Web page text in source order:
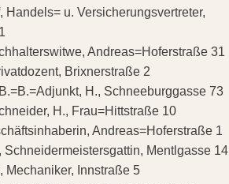
Handels= u. Versicherungsvertreter,
Andreas=Hoferstraße 31
Brixnerstraße 2
H., Schneeburggasse 73
H., Frau=Hittstraße 10
Andreas=Hoferstraße 1
Schneidermeistersgattin, Mentlgasse 14
Mechaniker, Innstraße 5